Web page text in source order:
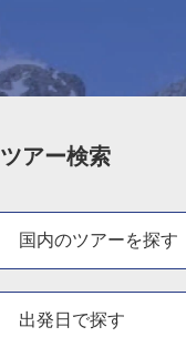
ツアー検索
国内のツアーを探す